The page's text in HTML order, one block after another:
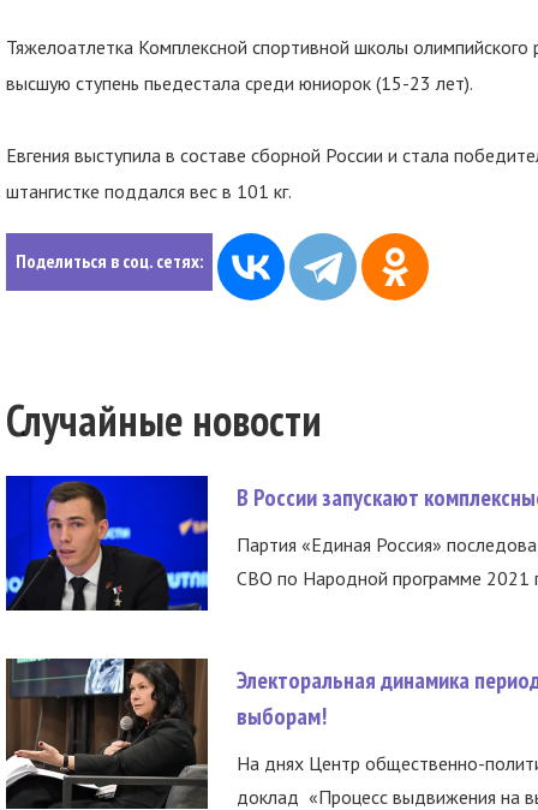
Тяжелоатлетка Комплексной спортивной школы олимпийского
высшую ступень пьедестала среди юниорок (15-23 лет).
Евгения выступила в составе сборной России и стала
штангистке поддался вес в 101 кг.
Поделиться в соц. сетях:
Случайные новости
В России запускают
Партия «Единая Россия»
СВО по Народной программе 2021
Электоральная динамика
выборам!
На днях Центр общественно-
доклад «Процесс выдвижения на